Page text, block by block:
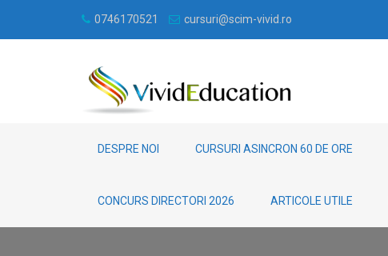
0746170521 cursuri@scim-vivid.ro
DESPRE NOI CURSURI ASINCRON 60 DE ORE
CONCURS DIRECTORI 2026 ARTICOLE UTILE